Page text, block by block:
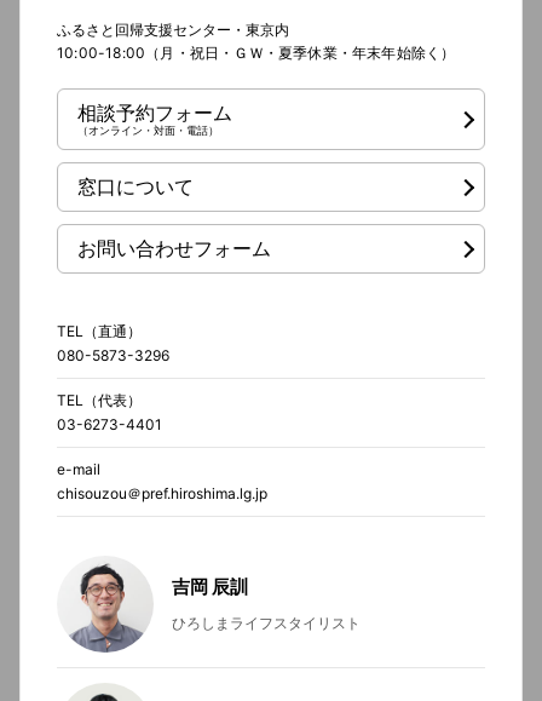
ふるさと回帰支援センター・東京内
10:00-18:00（月・祝日・ＧＷ・夏季休業・年末年始除く）
相談予約フォーム
（オンライン・対面・電話）
窓口について
お問い合わせフォーム
TEL（直通）
080-5873-3296
TEL（代表）
03-6273-4401
e-mail
chisouzou＠pref.hiroshima.lg.jp
吉岡 辰訓
ひろしまライフスタイリスト